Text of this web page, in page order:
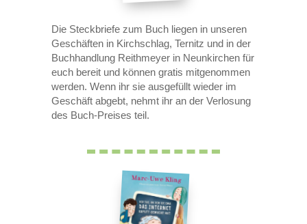
Die Steckbriefe zum Buch liegen in unseren
Geschäften in Kirchschlag, Ternitz und in der
Buchhandlung Reithmeyer in Neunkirchen für
euch bereit und können gratis mitgenommen
werden. Wenn ihr sie ausgefüllt wieder im
Geschäft abgebt, nehmt ihr an der Verlosung
des Buch-Preises teil.